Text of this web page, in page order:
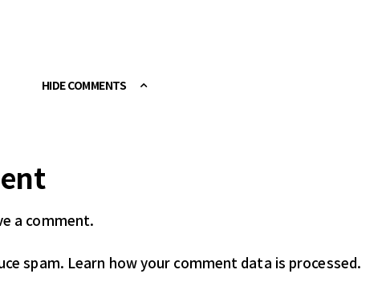
HIDE COMMENTS
a comment.
spam. Learn how your comment data is processed.